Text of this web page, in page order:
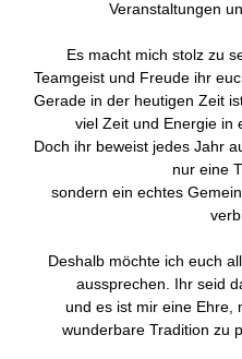
Veranstaltungen
Es macht mich stolz zu
Teamgeist und Freude ihr
Gerade in der heutigen Zeit
viel Zeit und Energie in
Doch ihr beweist jedes Jahr
nur eine
sondern ein echtes
Deshalb möchte ich euch
aussprechen. Ihr seid
und es ist mir eine Ehre,
wunderbare Tradition zu